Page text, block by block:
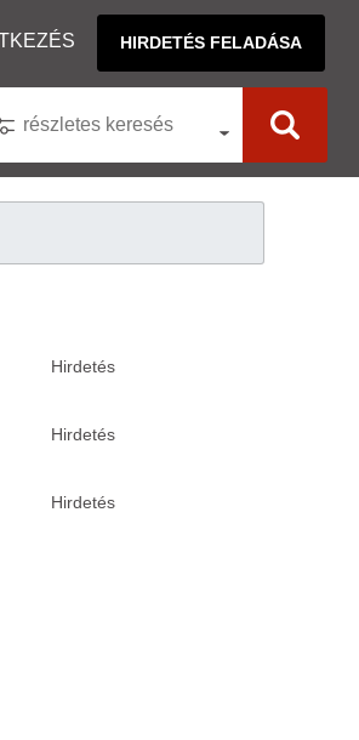
HIRDETÉS FELADÁSA
részletes keresés